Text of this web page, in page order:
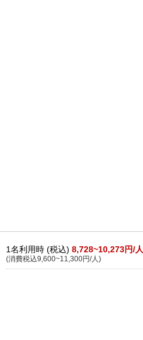
1名利用時 (税込) 8,728~10,273円/人
(消費税込9,600~11,300円/人)